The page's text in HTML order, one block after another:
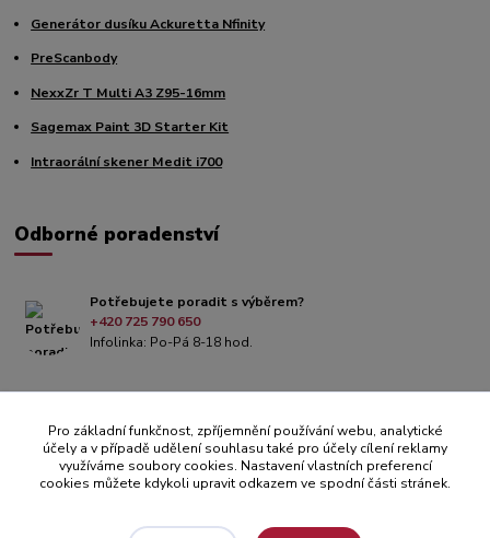
Generátor dusíku Ackuretta Nfinity
PreScanbody
NexxZr T Multi A3 Z95-16mm
Sagemax Paint 3D Starter Kit
Intraorální skener Medit i700
Odborné poradenství
Potřebujete poradit s výběrem?
+420 725 790 650
Infolinka: Po-Pá 8-18 hod.
Pro základní funkčnost, zpříjemnění používání webu, analytické
účely a v případě udělení souhlasu také pro účely cílení reklamy
využíváme soubory cookies. Nastavení vlastních preferencí
cookies můžete kdykoli upravit odkazem ve spodní části stránek.